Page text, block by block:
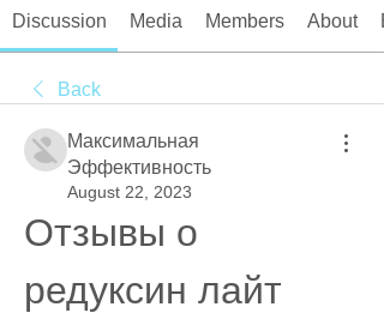
Discussion Media Members About
Back
Максимальная
Эффективность
August 22, 2023
Отзывы о
редуксин лайт